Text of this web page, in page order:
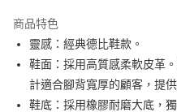
合作金庫商業銀行
華南商業銀行
上海商業儲蓄銀行
國泰世華商業銀行
臺灣中小企業銀行
LINE Pay
街口支付
AFTEE先享後付
商品特色
靈感：經典德比鞋款。
鞋面：採用高質感柔軟皮革
計適合腳背寬厚的顧客，提
鞋底：採用橡膠耐磨大底，